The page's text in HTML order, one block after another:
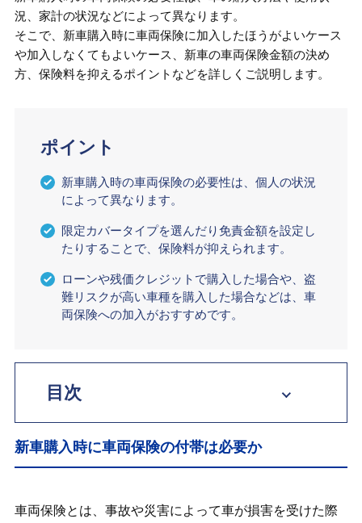
況、家計の状況などによって異なります。
そこで、新車購入時に車両保険に加入したほうがよいケース
や加入しなくてもよいケース、新車の車両保険金額の決め
方、保険料を抑えるポイントなどを詳しくご説明します。
ポイント
新車購入時の車両保険の必要性は、個人の状況
によって異なります。
限定カバータイプを選んだり免責金額を設定し
たりすることで、保険料が抑えられます。
ローンや残価クレジットで購入した場合や、盗
難リスクが高い車種を購入した場合などは、車
両保険への加入がおすすめです。
目次
新車購入時に車両保険の付帯は必要か
新車に対して車両保険に加入するデメリ
新車購入時に車両保険の付帯は必要か
車両保険とは、事故や災害によって車が損害を受けた際